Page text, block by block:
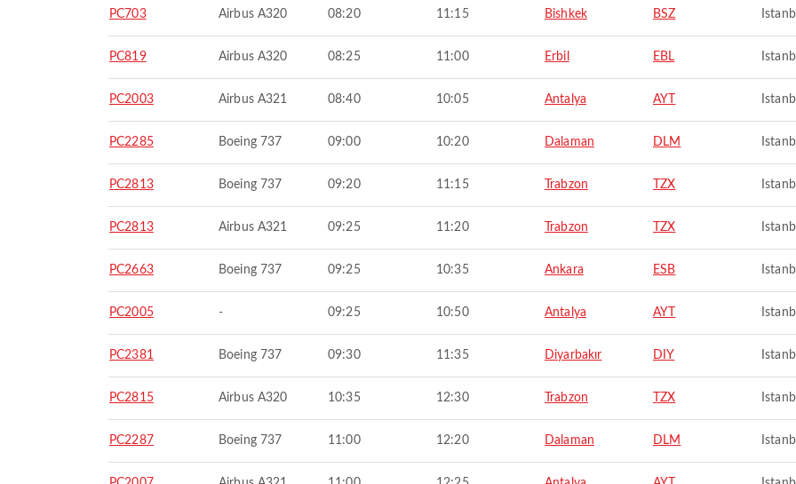
PC703 Airbus A320 08:20 11:15 Bishkek BSZ
PC819 Airbus A320 08:25 11:00 Erbil EBL
PC2003 Airbus A321 08:40 10:05 Antalya AYT
PC2285 Boeing 737 09:00 10:20 Dalaman DLM
PC2813 Boeing 737 09:20 11:15 Trabzon TZX
PC2813 Airbus A321 09:25 11:20 Trabzon TZX
PC2663 Boeing 737 09:25 10:35 Ankara ESB
PC2005 - 09:25 10:50 Antalya AYT
PC2381 Boeing 737 09:30 11:35 Diyarbakır DIY
PC2815 Airbus A320 10:35 12:30 Trabzon TZX
PC2287 Boeing 737 11:00 12:20 Dalaman DLM